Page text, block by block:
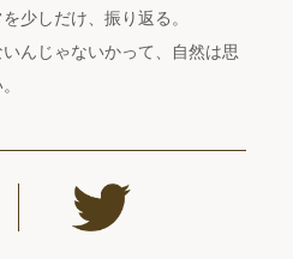
少しだけ、振り返る。
んじゃないかって、自然は思